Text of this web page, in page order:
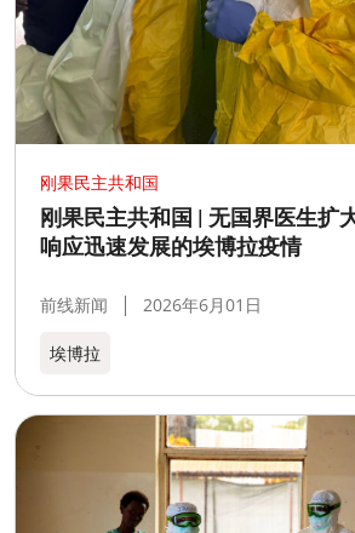
刚果民主共和国
刚果民主共和国 | 无国界医生扩
响应迅速发展的埃博拉疫情
前线新闻 2026年6月01日
埃博拉